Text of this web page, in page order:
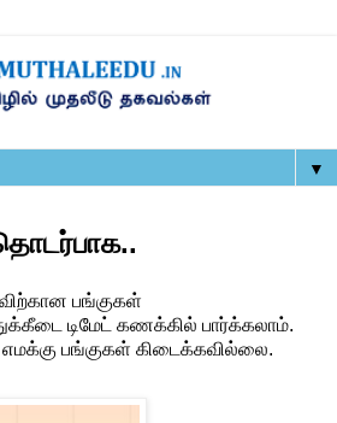
▼
பங்குகள்
டிமேட் கணக்கில் பார்க்கலாம்.
பங்குகள் கிடைக்கவில்லை.